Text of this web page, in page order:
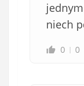
niech
0 0